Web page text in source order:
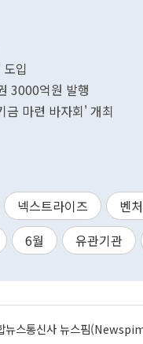
입
3000억원 발행
금 마련 바자회' 개최
넥스트라이즈 벤
6월 유관기관
뉴스통신사 뉴스핌